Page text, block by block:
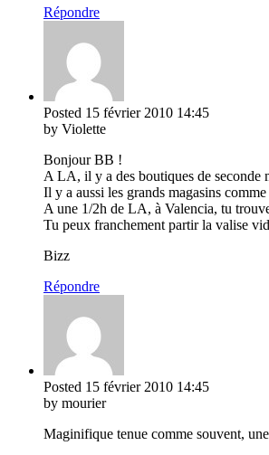
Répondre
Posted 15 février 2010 14:45
by Violette
Bonjour BB !
A LA, il y a des boutiques de seconde
Il y a aussi les grands magasins
A une 1/2h de LA, à Valencia, tu
Tu peux franchement partir la valise
Bizz
Répondre
Posted 15 février 2010 14:45
by mourier
Maginifique tenue comme souvent,